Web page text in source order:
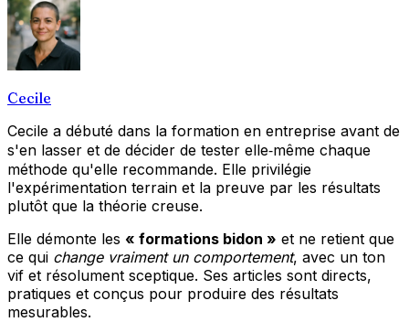
Cecile
Cecile a débuté dans la formation en entreprise avant de
s'en lasser et de décider de tester elle‑même chaque
méthode qu'elle recommande. Elle privilégie
l'expérimentation terrain et la preuve par les résultats
plutôt que la théorie creuse.
Elle démonte les « formations bidon » et ne retient que
ce qui change vraiment un comportement, avec un ton
vif et résolument sceptique. Ses articles sont directs,
pratiques et conçus pour produire des résultats
mesurables.